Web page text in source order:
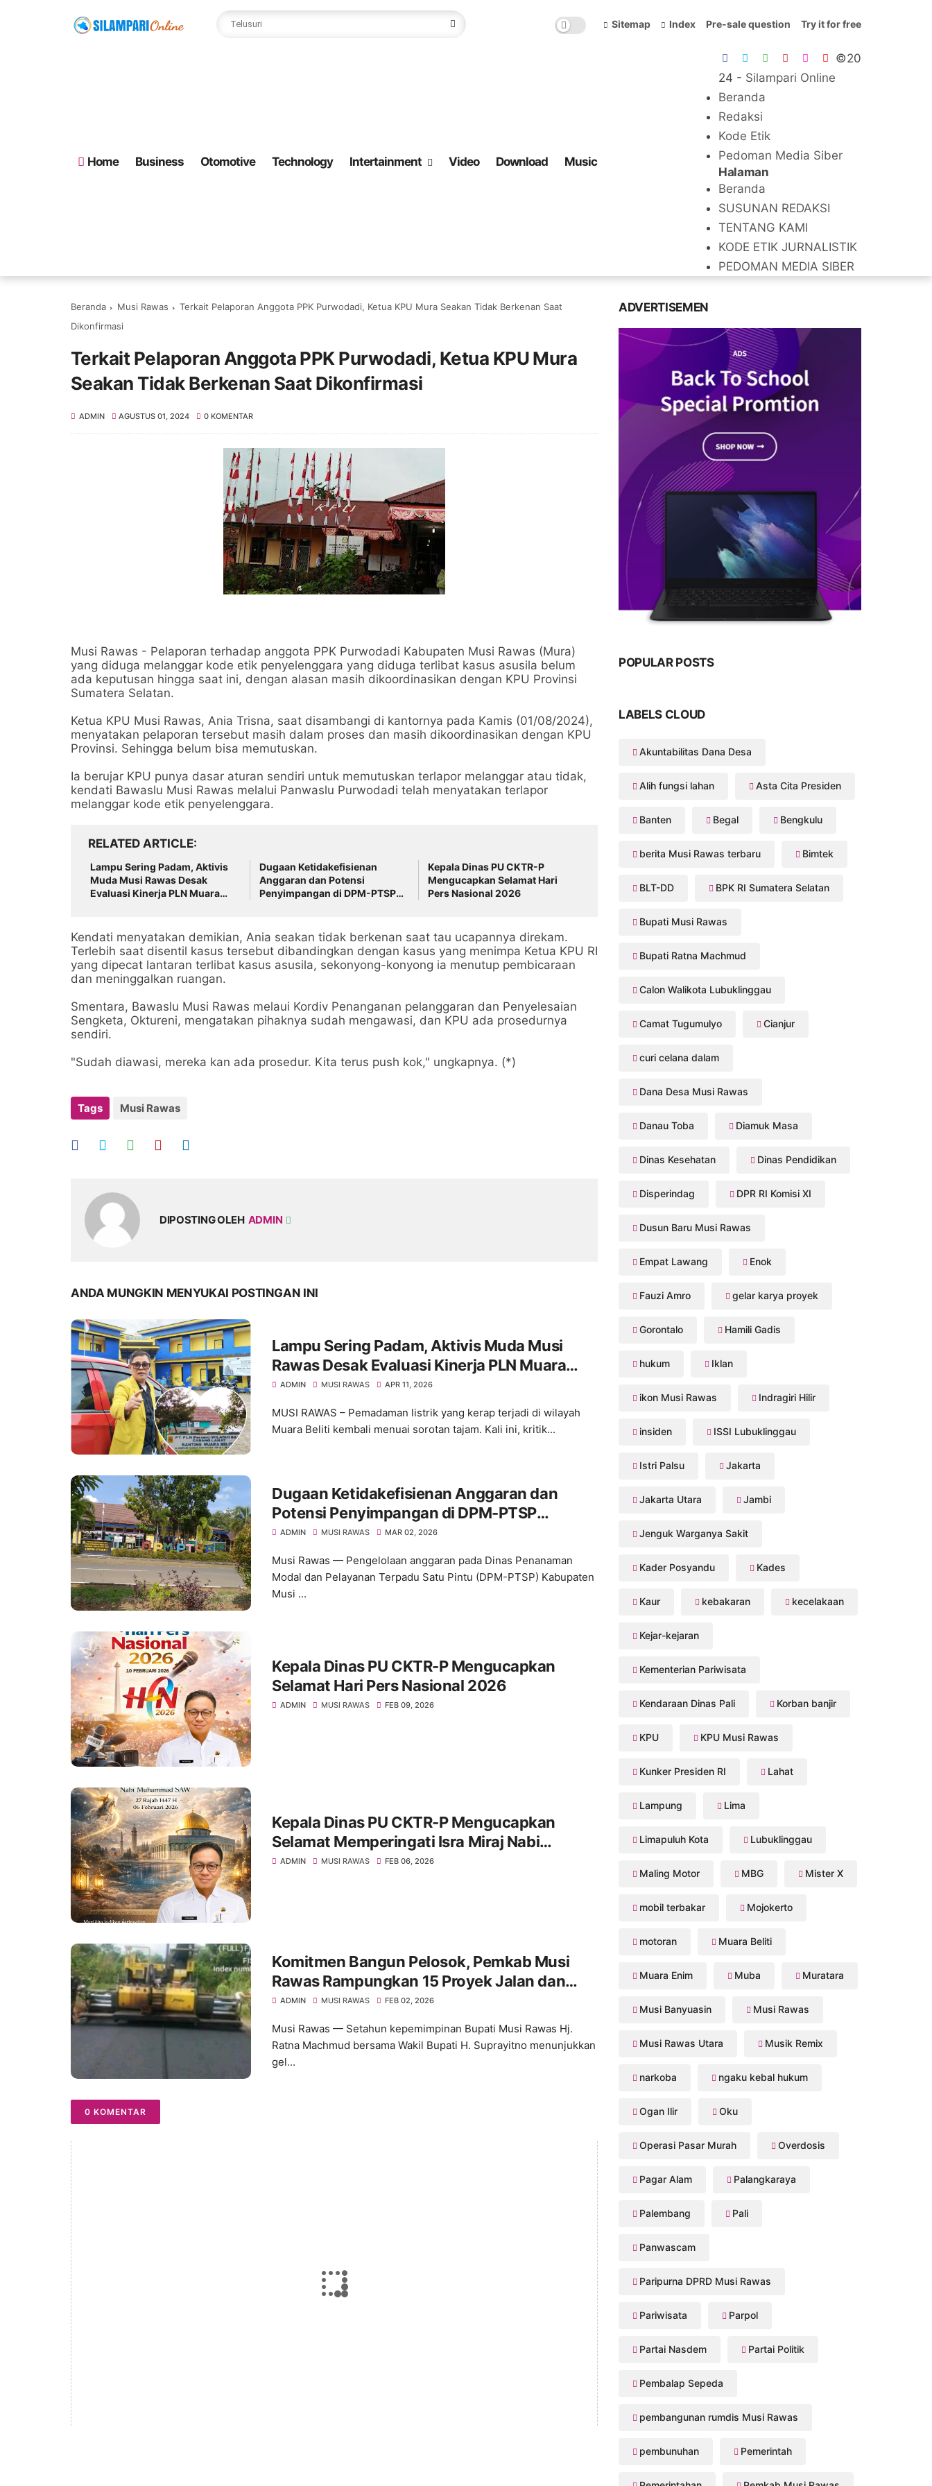
Sitemap Index Pre-sale question Try it for free
Home Business Otomotive Technology Intertainment Video Download Music
©20
24 - Silampari Online
Beranda
Redaksi
Kode Etik
Pedoman Media Siber
Halaman
Beranda
SUSUNAN REDAKSI
TENTANG KAMI
KODE ETIK JURNALISTIK
PEDOMAN MEDIA SIBER
Beranda Musi Rawas
Terkait Pelaporan Anggota PPK Purwodadi, Ketua KPU Mura Seakan Tidak Berkenan Saat
Dikonfirmasi
Terkait Pelaporan Anggota PPK Purwodadi, Ketua KPU Mura
Seakan Tidak Berkenan Saat Dikonfirmasi
ADMIN AGUSTUS 01, 2024 0 KOMENTAR
Musi Rawas - Pelaporan terhadap anggota PPK Purwodadi Kabupaten Musi Rawas (Mura)
yang diduga melanggar kode etik penyelenggara yang diduga terlibat kasus asusila belum
ada keputusan hingga saat ini, dengan alasan masih dikoordinasikan dengan KPU Provinsi
Sumatera Selatan.
Ketua KPU Musi Rawas, Ania Trisna, saat disambangi di kantornya pada Kamis (01/08/2024),
menyatakan pelaporan tersebut masih dalam proses dan masih dikoordinasikan dengan KPU
Provinsi. Sehingga belum bisa memutuskan.
Ia berujar KPU punya dasar aturan sendiri untuk memutuskan terlapor melanggar atau tidak,
kendati Bawaslu Musi Rawas melalui Panwaslu Purwodadi telah menyatakan terlapor
melanggar kode etik penyelenggara.
RELATED ARTICLE
Lampu Sering Padam, Aktivis
Muda Musi Rawas Desak
Evaluasi Kinerja PLN Muara
Dugaan Ketidakefisienan
Anggaran dan Potensi
Penyimpangan di DPM-PTSP
Kepala Dinas PU CKTR-P
Mengucapkan Selamat Hari
Pers Nasional 2026
Kendati menyatakan demikian, Ania seakan tidak berkenan saat tau ucapannya direkam.
Terlebih saat disentil kasus tersebut dibandingkan dengan kasus yang menimpa Ketua KPU RI
yang dipecat lantaran terlibat kasus asusila, sekonyong-konyong ia menutup pembicaraan
dan meninggalkan ruangan.
Smentara, Bawaslu Musi Rawas melaui Kordiv Penanganan pelanggaran dan Penyelesaian
Sengketa, Oktureni, mengatakan pihaknya sudah mengawasi, dan KPU ada prosedurnya
sendiri.
"Sudah diawasi, mereka kan ada prosedur. Kita terus push kok," ungkapnya. (*)
Tags Musi Rawas
DIPOSTING OLEH ADMIN
ANDA MUNGKIN MENYUKAI POSTINGAN INI
Lampu Sering Padam, Aktivis Muda Musi
Rawas Desak Evaluasi Kinerja PLN Muara
Beliti
ADMIN MUSI RAWAS APR 11, 2026
MUSI RAWAS – Pemadaman listrik yang kerap terjadi di wilayah
Muara Beliti kembali menuai sorotan tajam. Kali ini, kritik...
Dugaan Ketidakefisienan Anggaran dan
Potensi Penyimpangan di DPM-PTSP
Kabupaten Musi Rawas Jadi Sorotan
ADMIN MUSI RAWAS MAR 02, 2026
Musi Rawas — Pengelolaan anggaran pada Dinas Penanaman
Modal dan Pelayanan Terpadu Satu Pintu (DPM-PTSP) Kabupaten
Musi ...
Kepala Dinas PU CKTR-P Mengucapkan
Selamat Hari Pers Nasional 2026
ADMIN MUSI RAWAS FEB 09, 2026
Kepala Dinas PU CKTR-P Mengucapkan
Selamat Memperingati Isra Miraj Nabi
Muhammad SAW 2026
ADMIN MUSI RAWAS FEB 06, 2026
Komitmen Bangun Pelosok, Pemkab Musi
Rawas Rampungkan 15 Proyek Jalan dan
Jembatan
ADMIN MUSI RAWAS FEB 02, 2026
Musi Rawas — Setahun kepemimpinan Bupati Musi Rawas Hj.
Ratna Machmud bersama Wakil Bupati H. Suprayitno menunjukkan
gel...
0 KOMENTAR
ADVERTISEMEN
POPULAR POSTS
LABELS CLOUD
Akuntabilitas Dana Desa
Alih fungsi lahan Asta Cita Presiden
Banten Begal Bengkulu
berita Musi Rawas terbaru Bimtek
BLT-DD BPK RI Sumatera Selatan
Bupati Musi Rawas
Bupati Ratna Machmud
Calon Walikota Lubuklinggau
Camat Tugumulyo Cianjur
curi celana dalam
Dana Desa Musi Rawas
Danau Toba Diamuk Masa
Dinas Kesehatan Dinas Pendidikan
Disperindag DPR RI Komisi XI
Dusun Baru Musi Rawas
Empat Lawang Enok
Fauzi Amro gelar karya proyek
Gorontalo Hamili Gadis
hukum Iklan
ikon Musi Rawas Indragiri Hilir
insiden ISSI Lubuklinggau
Istri Palsu Jakarta
Jakarta Utara Jambi
Jenguk Warganya Sakit
Kader Posyandu Kades
Kaur kebakaran kecelakaan
Kejar-kejaran
Kementerian Pariwisata
Kendaraan Dinas Pali Korban banjir
KPU KPU Musi Rawas
Kunker Presiden RI Lahat
Lampung Lima
Limapuluh Kota Lubuklinggau
Maling Motor MBG Mister X
mobil terbakar Mojokerto
motoran Muara Beliti
Muara Enim Muba Muratara
Musi Banyuasin Musi Rawas
Musi Rawas Utara Musik Remix
narkoba ngaku kebal hukum
Ogan Ilir Oku
Operasi Pasar Murah Overdosis
Pagar Alam Palangkaraya
Palembang Pali
Panwascam
Paripurna DPRD Musi Rawas
Pariwisata Parpol
Partai Nasdem Partai Politik
Pembalap Sepeda
pembangunan rumdis Musi Rawas
pembunuhan Pemerintah